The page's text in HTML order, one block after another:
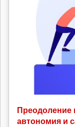
Преодоление
автономия и